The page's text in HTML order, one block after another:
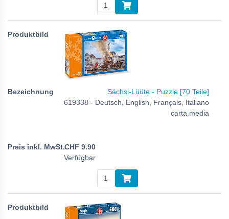
Sächsi-Lüüte - Puzzle [70 Teile]
619338 - Deutsch, English, Français, Italiano
carta.media
CHF 9.90
Verfügbar